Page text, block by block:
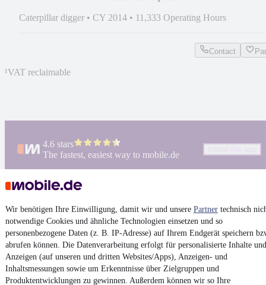
Wir benötigen Ihre Einwilligung, damit wir und unsere Partner technisch
notwendige Cookies und ähnliche Technologien einsetzen und so
personenbezogene Daten (z. B. IP-Adresse) auf Ihrem Endgerät speichern
abrufen können. Die Datenverarbeitung erfolgt für personalisierte Inhalte und
Anzeigen (auf unseren und dritten Websites/Apps), Anzeigen- und
Inhaltsmessungen sowie um Erkenntnisse über Zielgruppen und
Produktentwicklungen zu gewinnen. Außerdem können wir so Ihre
Caterpillar digger • CY 2014 • 11,333 Operating Hours
Contact
¹VAT reclaimable
4.6 stars
The fastest, easiest way to mobile.de
General Terms and Conditions
Vertrag widerrufen (Deutsch)
Privacy Policy
Privacy Settings